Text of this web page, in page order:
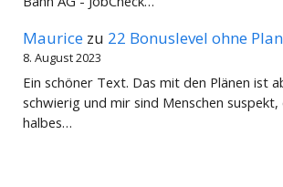
Maurice zu 22 Bonuslevel ohne Plan
8. August 2023
Ein schöner Text. Das mit den Plänen ist
schwierig und mir sind Menschen suspekt,
halbes…